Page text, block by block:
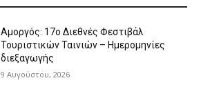
Αμοργός: 17ο Διεθνές Φεστιβάλ
Τουριστικών Ταινιών – Ημερομηνίες
διεξαγωγής
9 Αυγούστου, 2026